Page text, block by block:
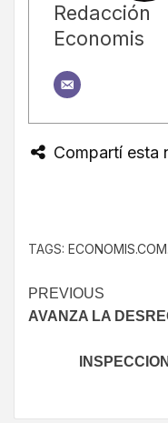
Redacción
Economis
Compartí esta
TAGS:
PREVIOUS
AVANZA LA